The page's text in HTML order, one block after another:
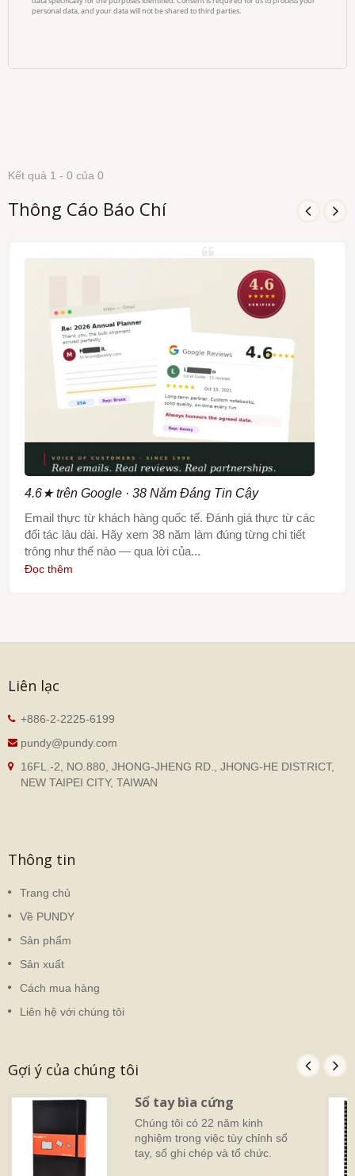
Kết quả 1 - 0 của 0
Thông Cáo Báo Chí
4.6★ trên Google · 38 Năm Đáng Tin Cậy
Email thực từ khách hàng quốc tế. Đánh giá thực từ các
đối tác lâu dài. Hãy xem 38 năm làm đúng từng chi tiết
trông như thế nào — qua lời của...
Đọc thêm
Liên lạc
+886-2-2225-6199
pundy@pundy.com
16FL.-2, NO.880, JHONG-JHENG RD., JHONG-HE DISTRICT,
NEW TAIPEI CITY, TAIWAN
Thông tin
Trang chủ
Về PUNDY
Sản phẩm
Sản xuất
Cách mua hàng
Liên hệ với chúng tôi
Gợi ý của chúng tôi
Sổ tay bìa cứng
Chúng tôi có 22 năm kinh
nghiệm trong việc tùy chỉnh sổ
tay, sổ ghi chép và tổ chức.